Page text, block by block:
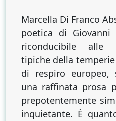
Marcella Di Franco
poetica di Giovanni
riconducibile alle
tipiche della
di respiro europeo,
una raffinata prosa
prepotentemente
inquietante. È